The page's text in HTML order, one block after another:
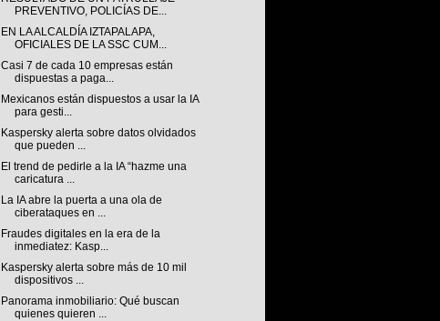
PREVENTIVO, POLICÍAS DE...
EN LA ALCALDÍA IZTAPALAPA,
OFICIALES DE LA SSC CUM...
Casi 7 de cada 10 empresas están
dispuestas a paga...
Mexicanos están dispuestos a usar la IA
para gesti...
Kaspersky alerta sobre datos olvidados
que pueden ...
El trend de pedirle a la IA “hazme una
caricatura ...
La IA abre la puerta a una ola de
ciberataques en ...
Fraudes digitales en la era de la
inmediatez: Kasp...
Kaspersky alerta sobre más de 10 mil
dispositivos ...
Panorama inmobiliario: Qué buscan
quienes quieren ...